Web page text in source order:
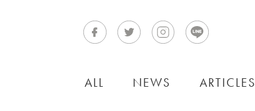
ALL NEWS ARTICLES